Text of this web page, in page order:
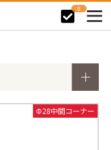
0
Φ28中間コーナー